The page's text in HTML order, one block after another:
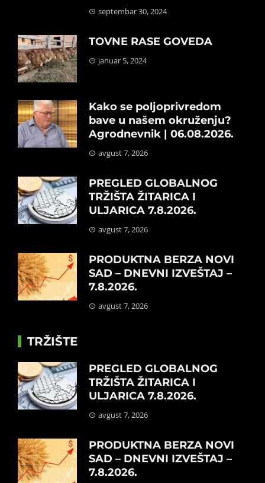
septembar 30, 2024
TOVNE RASE GOVEDA
januar 5, 2024
Kako se poljoprivredom
bave u našem okruženju?
Agrodnevnik | 06.08.2026.
avgust 7, 2026
PREGLED GLOBALNOG
TRŽIŠTA ŽITARICA I
ULJARICA 7.8.2026.
avgust 7, 2026
PRODUKTNA BERZA NOVI
SAD – DNEVNI IZVEŠTAJ –
7.8.2026.
avgust 7, 2026
TRŽIŠTE
PREGLED GLOBALNOG
TRŽIŠTA ŽITARICA I
ULJARICA 7.8.2026.
avgust 7, 2026
PRODUKTNA BERZA NOVI
SAD – DNEVNI IZVEŠTAJ –
7.8.2026.